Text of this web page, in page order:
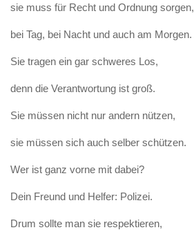
sie muss für Recht und Ordnung sorgen,
bei Tag, bei Nacht und auch am Morgen.
Sie tragen ein gar schweres Los,
denn die Verantwortung ist groß.
Sie müssen nicht nur andern nützen,
sie müssen sich auch selber schützen.
Wer ist ganz vorne mit dabei?
Dein Freund und Helfer: Polizei.
Drum sollte man sie respektieren,